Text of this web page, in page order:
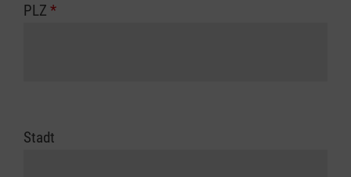
PLZ *
Stadt